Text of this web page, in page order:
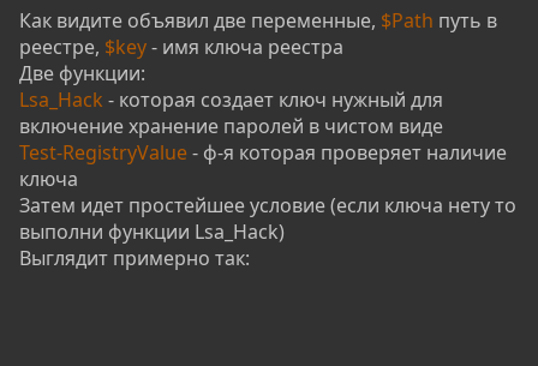
Как видите объявил две переменные, $Path путь в
реестре, $key- имя ключа реестра
Две функции:
Lsa_Hack - которая создает ключ нужный для
включение хранение паролей в чистом виде
Test-RegistryValue- ф-я которая проверяет наличие
ключа
Затем идет простейшее условие (если ключа нету то
выполни функции Lsa_Hack)
Выглядит примерно так: